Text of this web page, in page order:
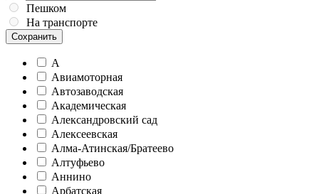
Пешком
На транспорте
Сохранить
А
Авиамоторная
Автозаводская
Академическая
Александровский сад
Алексеевская
Алма-Атинская/Братеево
Алтуфьево
Аннино
Арбатская